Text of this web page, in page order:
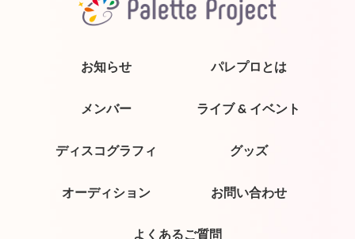
お知らせ パレプロとは
メンバー ライブ & イベント
ディスコグラフィ グッズ
オーディション お問い合わせ
よくあるご質問